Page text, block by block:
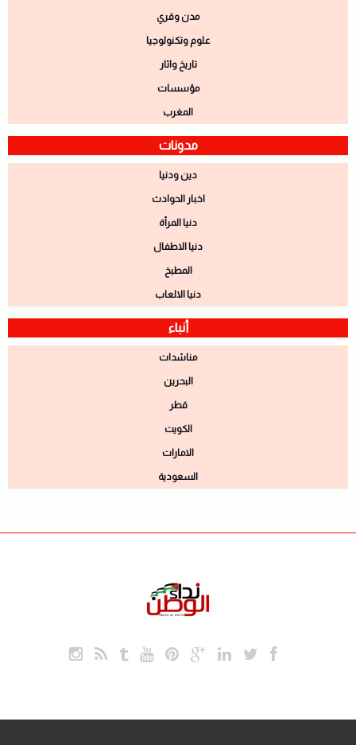
مدن وقري
علوم وتكنولوجيا
تاريخ واثار
مؤسسات
المغرب
مدونات
دين ودنيا
اخبار الحوادث
دنيا المرأة
دنيا الاطفال
المطبخ
دنيا الالعاب
أنباء
مناشدات
البحرين
قطر
الكويت
الامارات
السعودية